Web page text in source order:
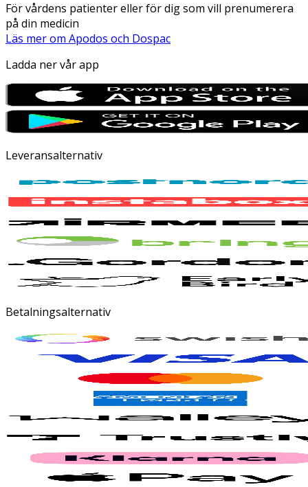
För vårdens patienter eller för dig som vill prenumerera
på din medicin
Läs mer om Apodos och Dospac
Ladda ner vår app
Leveransalternativ
Betalningsalternativ